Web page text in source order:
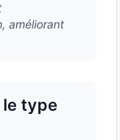
améliorant
le type